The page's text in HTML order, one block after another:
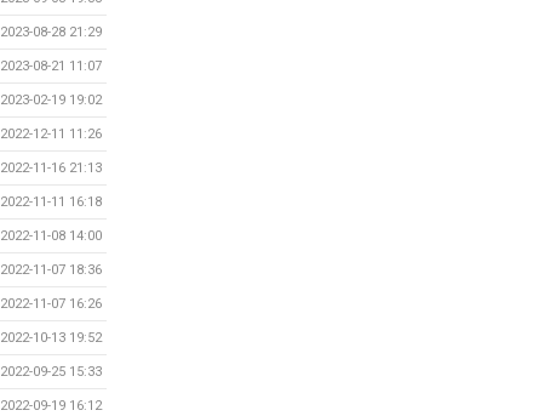
2023-08-28 21:29
2023-08-21 11:07
2023-02-19 19:02
2022-12-11 11:26
2022-11-16 21:13
2022-11-11 16:18
2022-11-08 14:00
2022-11-07 18:36
2022-11-07 16:26
2022-10-13 19:52
2022-09-25 15:33
2022-09-19 16:12